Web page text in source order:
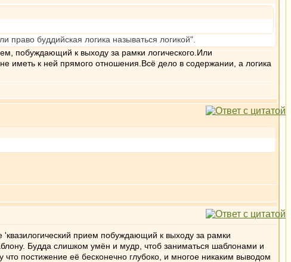
буддийская логика называться логикой".
побуждающий к выходу за рамки логического.Или
иметь к ней прямого отношения.Всё дело в содержании, а логика
'квазилогический прием побуждающий к выходу за рамки
Будда слишком умён и мудр, чтоб заниматься шаблонами и
постижение её бесконечно глубоко, и многое никаким выводом